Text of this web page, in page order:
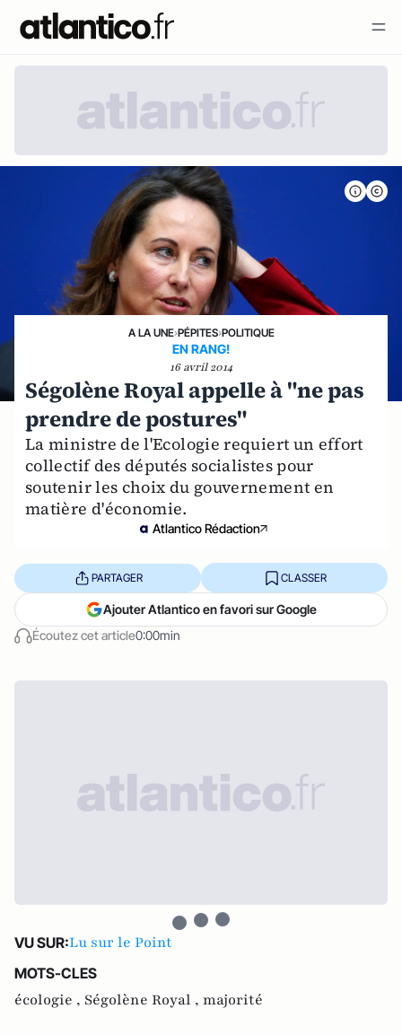
A LA UNE›PÉPITES›POLITIQUE
EN RANG!
16 avril 2014
Ségolène Royal appelle à "ne pas
prendre de postures"
La ministre de l'Ecologie requiert un effort
collectif des députés socialistes pour
soutenir les choix du gouvernement en
matière d'économie.
Atlantico Rédaction
Écoutez cet article0:00min
PARTAGER CLASSER
Ajouter Atlantico en favori sur Google
VU SUR:Lu sur le Point
MOTS-CLES
écologie , Ségolène Royal , majorité